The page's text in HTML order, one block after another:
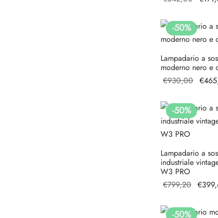
era:
-50%
Lampadario a
moderno nero e
€930,00 Il
era:
€
-50%
Lampadario a
industriale
W3 PRO
€799,20 Il
era:
€
-50%